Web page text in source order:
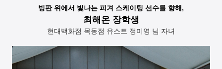
빙판 위에서 빛나는 피겨 스케이팅 선수를 향해,
최해온 장학생
현대백화점 목동점 유스트 정미영 님 자녀